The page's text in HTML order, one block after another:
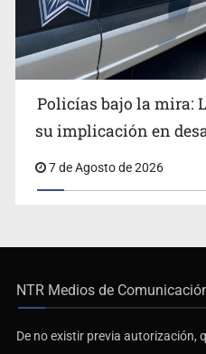
Policías bajo la mira:
su implicación en
7 de Agosto de 2026
NTR Medios de
De no existir previa autorización,